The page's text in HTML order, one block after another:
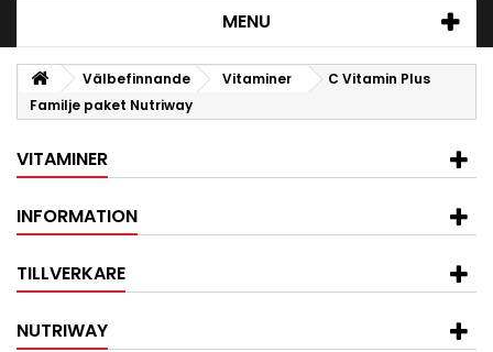
MENU
Välbefinnande Vitaminer
C Vitamin Plus
Familje paket Nutriway
VITAMINER
INFORMATION
TILLVERKARE
NUTRIWAY